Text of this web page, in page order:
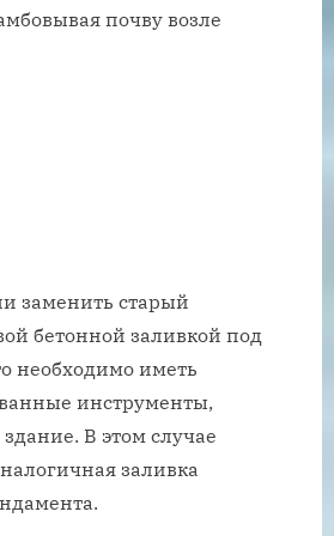
почву возле
заменить старый
бетонной заливкой под
необходимо иметь
инструменты,
В этом случае
заливка